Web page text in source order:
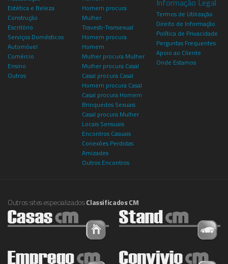
Estética e Beleza
Construção
Escritório
Serviços Domésticos
Automóvel
Comércio
Ensino
Outros
Homem procura
Mulher
Travesti-Transexual
Homem procura
Homem
Mulher procura Mulher
Mulher procura Casal
Casal procura Casal
Homem procura Casal
Casal procura Homem
Brinquedos Sexuais
Casal procura Mulher
Locais Sensuais
Encontros Casuais
Conexões Perdidas
Amizades
Outros Encontros
Termos de Utilização
Direito de Informação
Política de Privacidade
Perguntas Frequentes
Apoio ao Cliente
Onde Estamos
Outros sites especializadosClassificados CM